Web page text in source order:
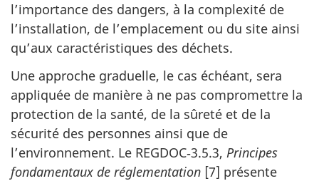
l’importance des dangers, à la complexité de
l’installation, de l’emplacement ou du site ainsi
qu’aux caractéristiques des déchets.
Une approche graduelle, le cas échéant, sera
appliquée de manière à ne pas compromettre la
protection de la santé, de la sûreté et de la
sécurité des personnes ainsi que de
l’environnement. Le REGDOC‑3.5.3, Principes
fondamentaux de réglementation [7] présente